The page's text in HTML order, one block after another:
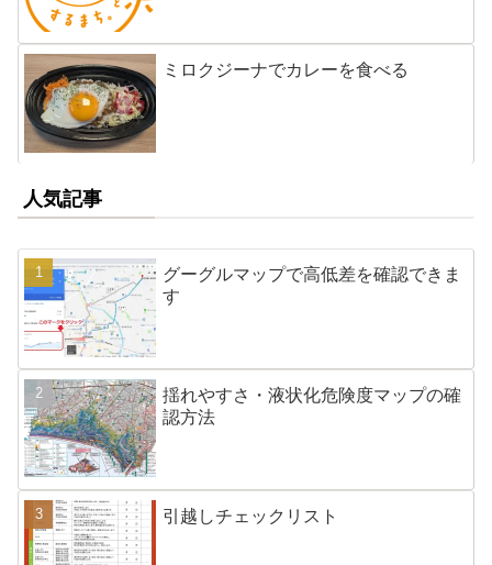
ミロクジーナでカレーを食べる
人気記事
グーグルマップで高低差を確認できま
す
揺れやすさ・液状化危険度マップの確
認方法
引越しチェックリスト